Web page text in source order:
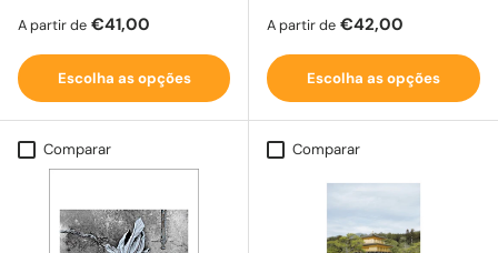
Preço normal
A partir de €41,00
Escolha as opções
Preço normal
A partir de €42,00
Escolha as opções
Comparar Comparar